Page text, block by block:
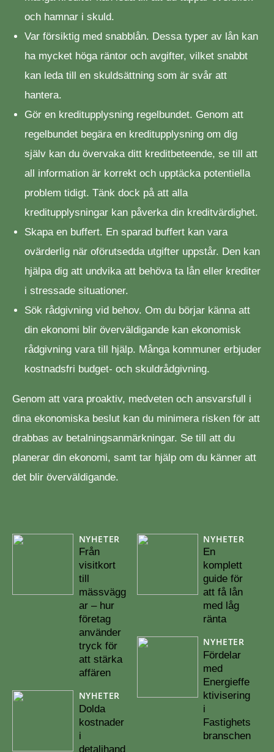
och hamnar i skuld.
Var försiktig med snabblån. Dessa typer av lån kan
ha mycket höga räntor och avgifter, vilket snabbt
kan leda till en skuldsättning som är svår att
hantera.
Gör en kreditupplysning regelbundet. Genom att
regelbundet begära en kreditupplysning om dig
själv kan du övervaka ditt kreditbeteende, se till att
all information är korrekt och upptäcka potentiella
problem tidigt. Tänk dock på att alla
kreditupplysningar kan påverka din kreditvärdighet.
Skapa en buffert. En sparad buffert kan vara
ovärderlig när oförutsedda utgifter uppstår. Den kan
hjälpa dig att undvika att behöva ta lån eller krediter
i stressade situationer.
Sök rådgivning vid behov. Om du börjar känna att
din ekonomi blir överväldigande kan ekonomisk
rådgivning vara till hjälp. Många kommuner erbjuder
kostnadsfri budget- och skuldrådgivning.
Genom att vara proaktiv, medveten och ansvarsfull i
dina ekonomiska beslut kan du minimera risken för att
drabbas av betalningsanmärkningar. Se till att du
planerar din ekonomi, samt tar hjälp om du känner att
det blir överväldigande.
NYHETER
Från
visitkort
till
mässvägg
ar – hur
företag
använder
tryck för
att stärka
affären
NYHETER
Dolda
kostnader
i
detaljhand
NYHETER
En
komplett
guide för
att få lån
med låg
ränta
NYHETER
Fördelar
med
Energieffe
ktivisering
i
Fastighets
branschen